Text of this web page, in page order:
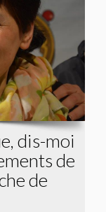
dis-moi
de
de